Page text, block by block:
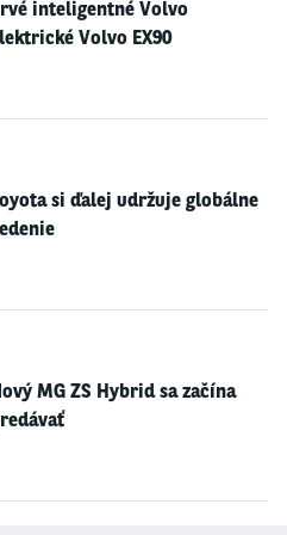
k nemu vracať, pohyb za vlastnými
Netreba myslieť na logistiku týkajúcu
dať pohár vína či piva.
dovoľuje.
alebo na bicykli – si zabezpečuje aj
zvlášť pre našu populáciu,
tiež alarmujúce – až štvrtina detí
za svojimi povinnosťami či
je niekoľkonásobne užitočné.
skvelým spôsobom, ako svoje blízke
je tam, kde je v iných metropolách,
v blízkej Viedni, ale neustále
cestovaní verejnou dopravou páči, že
V električke, trolejbuse či autobuse
korešpondenciu, dohodnem si
prečítam súkromné emaily,
čo nestíham inokedy cez deň.
inteligentné Volvo
Volvo EX90
si ďalej udržuje globálne
MG ZS Hybrid sa začína